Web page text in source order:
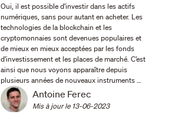
Oui, il est possible d’investir dans les actifs
numériques, sans pour autant en acheter. Les
technologies de la blockchain et les
cryptomonnaies sont devenues populaires et
de mieux en mieux acceptées par les fonds
d’investissement et les places de marché. C’est
ainsi que nous voyons apparaître depuis
plusieurs années de nouveaux instruments …
Antoine Ferec
Mis à jour le 13-06-2023